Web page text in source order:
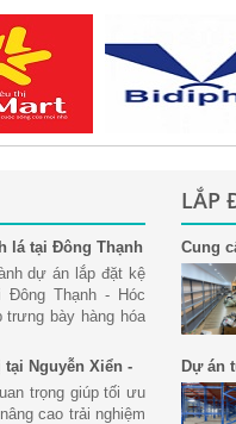
lá tại Đông Thạnh
dự án lắp đặt kệ
Thạnh - Hóc
trưng bày hàng hóa
Nguyễn Xiển -
trọng giúp tối ưu
cao trải nghiệm
LẮP
Cung
Dự án
Hoàng